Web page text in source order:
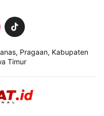
Pragaan, Kabupaten
Timur